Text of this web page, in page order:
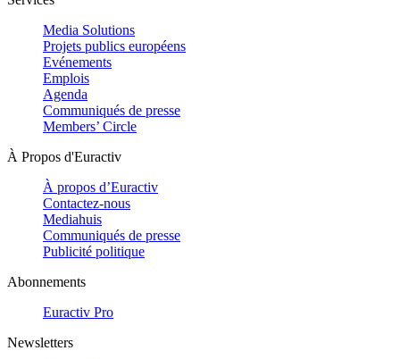
Media Solutions
Projets publics européens
Evénements
Emplois
Agenda
Communiqués de presse
Members’ Circle
À Propos d'Euractiv
À propos d’Euractiv
Contactez-nous
Mediahuis
Communiqués de presse
Publicité politique
Abonnements
Euractiv Pro
Newsletters